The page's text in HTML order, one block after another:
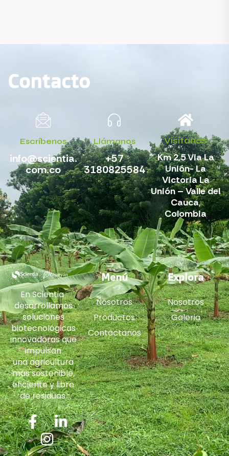
Contacto
Escríbenos
info@scientia.
com.co
Llámanos
+57
3180825584
Visítanos
Km 2,5 Via La
Unión- La
Victoria La
Unión – Valle del
Cauca,
Colombia
Menú
Nosotros
Productos
Contáctanos
Explora
Nosotros
Galeria
En Scientia
desarrollamos
soluciones
biotecnológicas
innovadoras que
impulsan
una agricultura
más sostenible,
eficiente y libre
de residuos.